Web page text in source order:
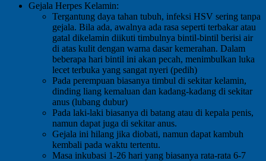
Gejala Herpes Kelamin:
Tergantung daya tahan tubuh, infeksi HSV sering tanpa
gejala. Bila ada, awalnya ada rasa seperti terbakar atau
gatal dikelamin diikuti timbulnya bintil-bintil berisi air
di atas kulit dengan warna dasar kemerahan. Dalam
beberapa hari bintil ini akan pecah, menimbulkan luka
lecet terbuka yang sangat nyeri (pedih)
Pada perempuan biasanya timbul di sekitar kelamin,
dinding liang kemaluan dan kadang-kadang di sekitar
anus (lubang dubur)
Pada laki-laki biasanya di batang atau di kepala penis,
namun dapat juga di sekitar anus.
Gejala ini hilang jika diobati, namun dapat kambuh
kembali pada waktu tertentu.
Masa inkubasi 1-26 hari yang biasanya rata-rata 6-7